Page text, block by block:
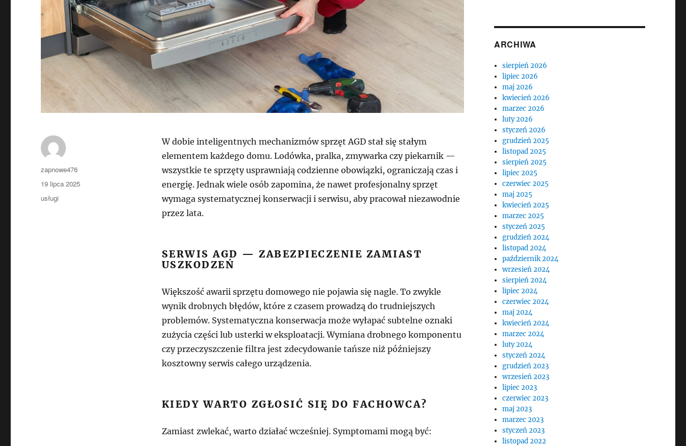
W dobie inteligentnych mechanizmów sprzęt AGD stał się stałym
elementem każdego domu. Lodówka, pralka, zmywarka czy piekarnik —
wszystkie te sprzęty usprawniają codzienne obowiązki, ograniczają czas i
energię. Jednak wiele osób zapomina, że nawet profesjonalny sprzęt
wymaga systematycznej konserwacji i serwisu, aby pracował niezawodnie
przez lata.
SERWIS AGD — ZABEZPIECZENIE ZAMIAST
USZKODZEŃ
Większość awarii sprzętu domowego nie pojawia się nagle. To zwykle
wynik drobnych błędów, które z czasem prowadzą do trudniejszych
problemów. Systematyczna konserwacja może wyłapać subtelne oznaki
zużycia części lub usterki w eksploatacji. Wymiana drobnego komponentu
czy przeczyszczenie filtra jest zdecydowanie tańsze niż późniejszy
kosztowny serwis całego urządzenia.
KIEDY WARTO ZGŁOSIĆ SIĘ DO FACHOWCA?
Zamiast zwlekać, warto działać wcześniej. Symptomami mogą być:
Autor
zapnowe476
Data
publikacji
19 lipca 2025
Kategorie
usługi
ARCHIWA
sierpień 2026
lipiec 2026
maj 2026
kwiecień 2026
marzec 2026
luty 2026
styczeń 2026
grudzień 2025
listopad 2025
sierpień 2025
lipiec 2025
czerwiec 2025
maj 2025
kwiecień 2025
marzec 2025
styczeń 2025
grudzień 2024
listopad 2024
październik 2024
wrzesień 2024
sierpień 2024
lipiec 2024
czerwiec 2024
maj 2024
kwiecień 2024
marzec 2024
luty 2024
styczeń 2024
grudzień 2023
wrzesień 2023
lipiec 2023
czerwiec 2023
maj 2023
marzec 2023
styczeń 2023
listopad 2022